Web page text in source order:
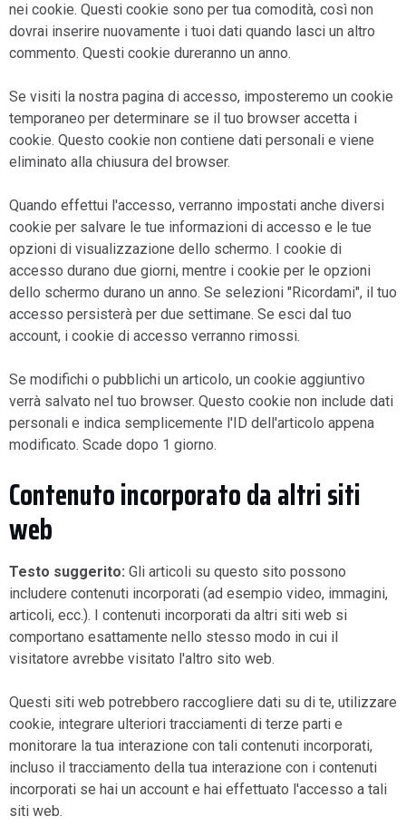
nei cookie. Questi cookie sono per tua comodità, così non
dovrai inserire nuovamente i tuoi dati quando lasci un altro
commento. Questi cookie dureranno un anno.
Se visiti la nostra pagina di accesso, imposteremo un cookie
temporaneo per determinare se il tuo browser accetta i
cookie. Questo cookie non contiene dati personali e viene
eliminato alla chiusura del browser.
Quando effettui l'accesso, verranno impostati anche diversi
cookie per salvare le tue informazioni di accesso e le tue
opzioni di visualizzazione dello schermo. I cookie di
accesso durano due giorni, mentre i cookie per le opzioni
dello schermo durano un anno. Se selezioni "Ricordami", il tuo
accesso persisterà per due settimane. Se esci dal tuo
account, i cookie di accesso verranno rimossi.
Se modifichi o pubblichi un articolo, un cookie aggiuntivo
verrà salvato nel tuo browser. Questo cookie non include dati
personali e indica semplicemente l'ID dell'articolo appena
modificato. Scade dopo 1 giorno.
Contenuto incorporato da altri siti
web
Testo suggerito: Gli articoli su questo sito possono
includere contenuti incorporati (ad esempio video, immagini,
articoli, ecc.). I contenuti incorporati da altri siti web si
comportano esattamente nello stesso modo in cui il
visitatore avrebbe visitato l'altro sito web.
Questi siti web potrebbero raccogliere dati su di te, utilizzare
cookie, integrare ulteriori tracciamenti di terze parti e
monitorare la tua interazione con tali contenuti incorporati,
incluso il tracciamento della tua interazione con i contenuti
incorporati se hai un account e hai effettuato l'accesso a tali
siti web.